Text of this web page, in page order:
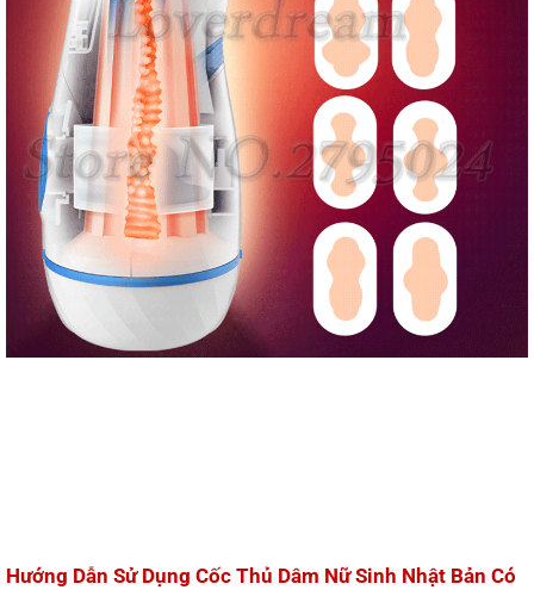
Hướng Dẫn Sử Dụng Cốc Thủ Dâm Nữ Sinh Nhật Bản Có